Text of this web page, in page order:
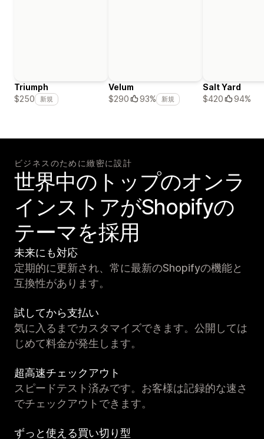
Triumph
$250
新規
Velum
$290
93% 新規
Salt Yard
$420
94%
ビジネスのために緻密に設計
世界中のトップのオンラ
インストアがShopifyの
テーマを採用
未来にも対応
定期的に更新され、常に最新のShopifyの機能と
互換性があります。
試してから支払い
気に入るまでカスタマイズできます。公開しては
じめて料金が発生します。
超高速チェックアウト
スピードテスト済みです。お客様は記録的な速さ
でチェックアウトできます。
ずっと使える買い切り型